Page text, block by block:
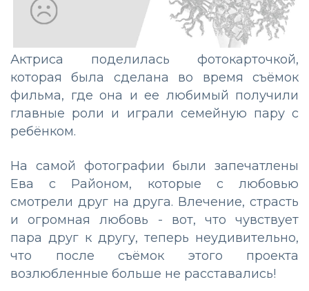
Актриса поделилась фотокарточкой,
которая была сделана во время съёмок
фильма, где она и ее любимый получили
главные роли и играли семейную пару с
ребёнком.
На самой фотографии были запечатлены
Ева с Районом, которые с любовью
смотрели друг на друга. Влечение, страсть
и огромная любовь - вот, что чувствует
пара друг к другу, теперь неудивительно,
что после съёмок этого проекта
возлюбленные больше не расставались!